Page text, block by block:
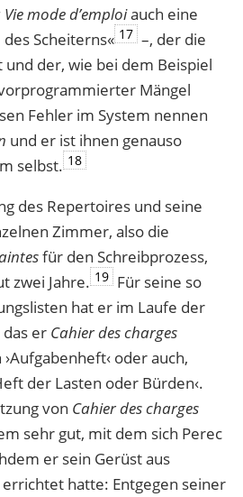
Vie mode d’emploiauch eine
Scheiterns« 17 –, der die
und der, wie bei dem Beispiel
Mängel
Fehler im System nennen
und er ist ihnen genauso
selbst. 18
des Repertoires und seine
Zimmer, also die
für den Schreibprozess,
zwei Jahre. 19 Für seine so
hat er im Laufe der
er Cahier des charges
oder auch,
der Lasten oder Bürden‹.
von Cahier des charges
sehr gut, mit dem sich Perec
er sein Gerüst aus
hatte: Entgegen seiner